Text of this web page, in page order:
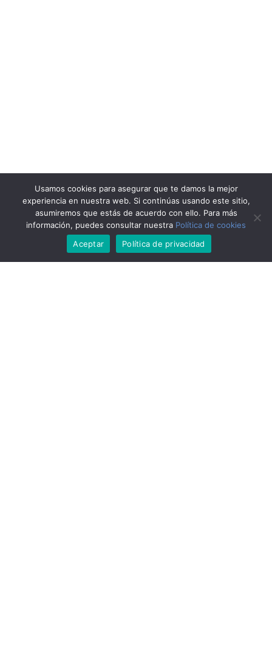
Usamos cookies para asegurar que te damos la mejor
experiencia en nuestra web. Si continúas usando este sitio,
asumiremos que estás de acuerdo con ello. Para más
información, puedes consultar nuestra Política de cookies
Aceptar
Política de privacidad